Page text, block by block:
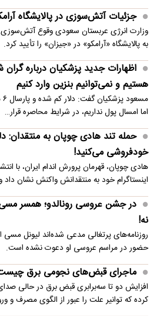
جزئیات آتش‌سوزی در پالایشگاه
وزارت انرژی عربستان سعودی وقوع
به پالایشگاه «آرامکو» در «جیزان» را تأیید کرد.
اظهارات جدید پزشکیان درباره
هستیم و نمی‌توانیم بنزین وارد کنیم
اما امسال پول نداریم، در شرایط محاصره قرار…
حمله تند هادی چوپان به
خودفروشی می‌کنید!
هادی چوپان، قهرمان پرورش اندام ایران، با
اینستاگرام خود به منتقدانش واکنش نشان داد و
در جشن عروسی رونالدو؛ همسر
نه!
روزنامه‌های پرتغالی مدعی شده‌اند لیونل مسی
حضور در مراسم عروسی او دعوت نشده است.
ماجرای قبض‌های نجومی برق
افزایش دو تا سه‌برابری قبض برق در حالی
کرده که توانیر علت را عبور از الگوی مصرف و